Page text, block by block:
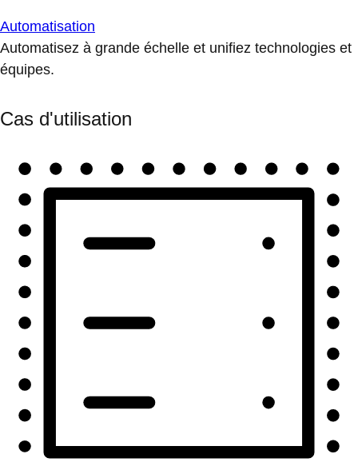
Automatisation
Automatisez à grande échelle et unifiez technologies et
équipes.
Cas d'utilisation